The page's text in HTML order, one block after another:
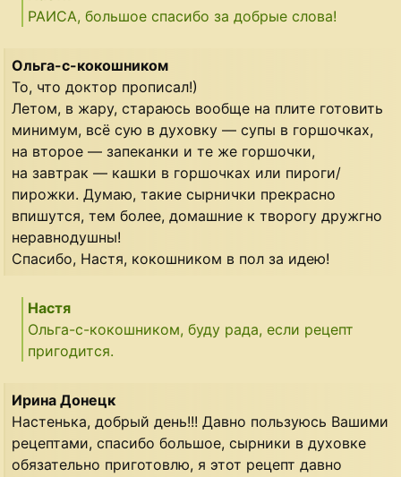
РАИСА, большое спасибо за добрые слова!
Ольга-с-кокошником
То, что доктор прописал!)
Летом, в жару, стараюсь вообще на плите готовить
минимум, всё сую в духовку — супы в горшочках,
на второе — запеканки и те же горшочки,
на завтрак — кашки в горшочках или пироги/
пирожки. Думаю, такие сырнички прекрасно
впишутся, тем более, домашние к творогу дружгно
неравнодушны!
Спасибо, Настя, кокошником в пол за идею!
Настя
Ольга-с-кокошником, буду рада, если рецепт
пригодится.
Ирина Донецк
Настенька, добрый день!!! Давно пользуюсь Вашими
рецептами, спасибо большое, сырники в духовке
обязательно приготовлю, я этот рецепт давно